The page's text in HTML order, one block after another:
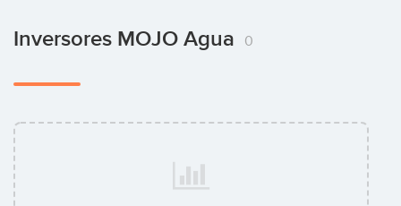
Inversores MOJO Agua 0